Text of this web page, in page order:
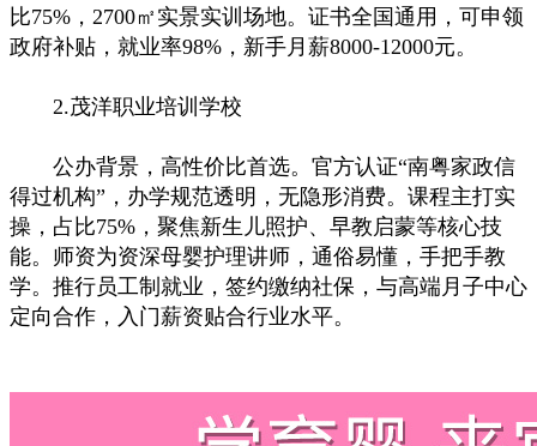
比75%，2700㎡实景实训场地。证书全国通用，可申领
政府补贴，就业率98%，新手月薪8000-12000元。
2.茂洋职业培训学校
公办背景，高性价比首选。官方认证“南粤家政信
得过机构”，办学规范透明，无隐形消费。课程主打实
操，占比75%，聚焦新生儿照护、早教启蒙等核心技
能。师资为资深母婴护理讲师，通俗易懂，手把手教
学。推行员工制就业，签约缴纳社保，与高端月子中心
定向合作，入门薪资贴合行业水平。